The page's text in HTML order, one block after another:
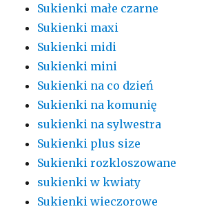
Sukienki małe czarne
Sukienki maxi
Sukienki midi
Sukienki mini
Sukienki na co dzień
Sukienki na komunię
sukienki na sylwestra
Sukienki plus size
Sukienki rozkloszowane
sukienki w kwiaty
Sukienki wieczorowe